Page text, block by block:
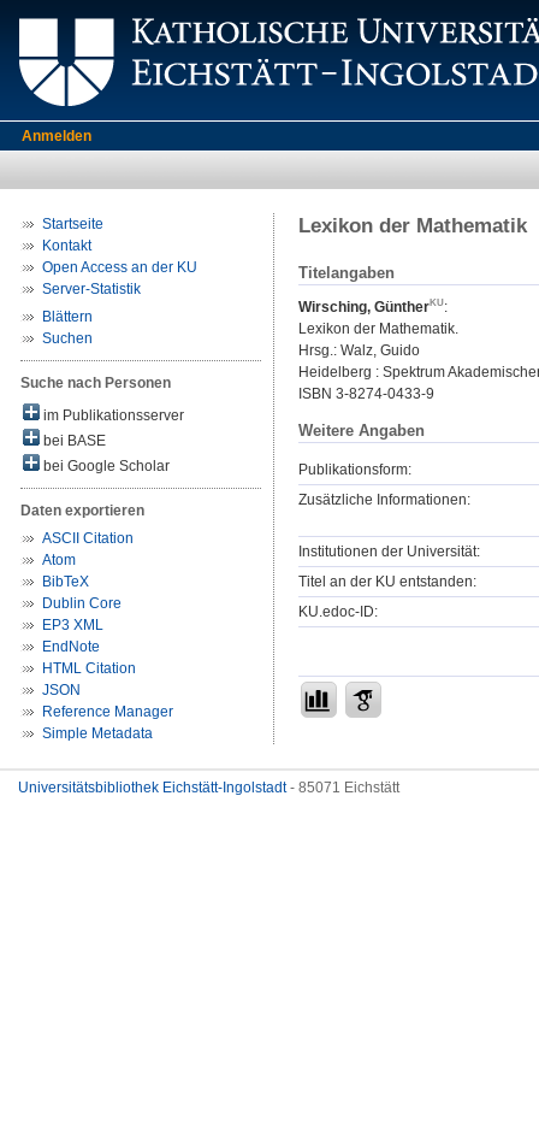
Anmelden
Startseite
Kontakt
Open Access an der KU
Server-Statistik
Blättern
Suchen
Suche nach Personen
im Publikationsserver
bei BASE
bei Google Scholar
Daten exportieren
ASCII Citation
Atom
BibTeX
Dublin Core
EP3 XML
EndNote
HTML Citation
JSON
Reference Manager
Simple Metadata
Lexikon der Mathematik
Titelangaben
Wirsching, Günther
:
Lexikon der Mathematik.
Hrsg.: Walz, Guido
Heidelberg : Spektrum
ISBN 3-8274-0433-9
Weitere Angaben
Publikationsform:
Zusätzliche Informationen:
Institutionen der Universität:
Titel an der KU entstanden:
KU.edoc-ID:
Universitätsbibliothek Eichstätt-Ingolstadt- 85071 Eichstätt